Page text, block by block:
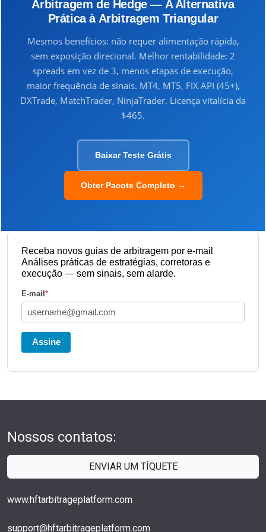
Arbitragem de Hedge — A Alternativa
Prática à Arbitragem Triangular
Mesmos benefícios: não requer alimentação rápida,
sem exposição direcional. Melhor rentabilidade: 2
spreads em vez de 3, menos etapas de execução,
maior frequência de sinais. MT4, MT5, FIX API (45+),
DXTrade, MatchTrader, NinjaTrader. Licença vitalícia da
$465.
Baixar Teste Grátis
Obter Pacote Completo →
Receba novos guias de arbitragem por e-mail
Análises práticas de estratégias, corretoras e
execução — sem sinais, sem alarde.
E-mail *
Assine
Nossos contatos:
ENVIAR UM TÍQUETE
www.hftarbitrageplatform.com
support@hftarbitrageplatform.com